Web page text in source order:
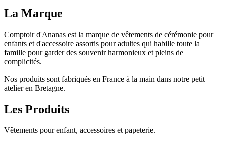
La Marque
Comptoir d'Ananas est la marque de vêtements de cérémonie pour
enfants et d'accessoire assortis pour adultes qui habille toute la
famille pour garder des souvenir harmonieux et pleins de
complicités.
Nos produits sont fabriqués en France à la main dans notre petit
atelier en Bretagne.
Les Produits
Vêtements pour enfant, accessoires et papeterie.